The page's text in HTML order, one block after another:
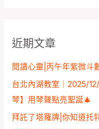
字
:
近期文章
閱讀心靈|丙午年紫微斗
台北內湖教室｜2025/
琴】用琴聲點亮聖誕🎄
拜託了塔羅牌|你知道托